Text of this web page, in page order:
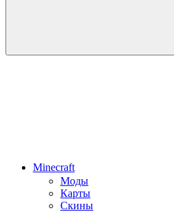
Minecraft
Моды
Карты
Скины